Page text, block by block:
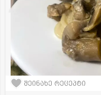
შეინახე რეცეპტი